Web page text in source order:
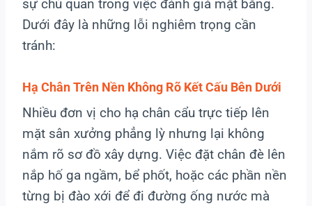
sự chủ quan trong việc đánh giá mặt bằng.
Dưới đây là những lỗi nghiêm trọng cần
tránh:
Hạ Chân Trên Nền Không Rõ Kết Cấu Bên Dưới
Nhiều đơn vị cho hạ chân cẩu trực tiếp lên
mặt sân xưởng phẳng lỳ nhưng lại không
nắm rõ sơ đồ xây dựng. Việc đặt chân đè lên
nắp hố ga ngầm, bể phốt, hoặc các phần nền
từng bị đào xới để đi đường ống nước mà